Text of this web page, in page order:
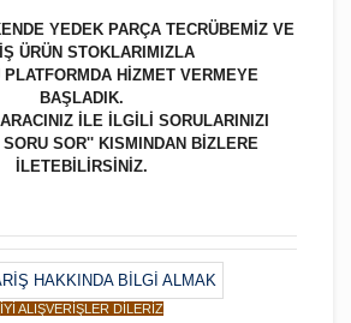
YEDEK PARÇA TECRÜBEMİZ VE
ÜRÜN STOKLARIMIZLA
HİZMET VERMEYE
BAŞLADIK.
İLE İLGİLİ SORULARINIZI
SOR'' KISMINDAN BİZLERE
İLETEBİLİRSİNİZ.
İYİ ALIŞVERİŞLER DİLERİZ